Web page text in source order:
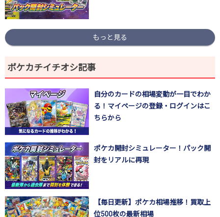
もっと見る
ポケカチイチオシ記事
自分のカードの相場変動が一目でわか
る！マイページの登録・ログインはこ
ちらから
ポケカ開封シミュレーター！パック開
封をリアルに再現
【毎日更新】ポケカ相場推移！買取上
位500枚の最新相場